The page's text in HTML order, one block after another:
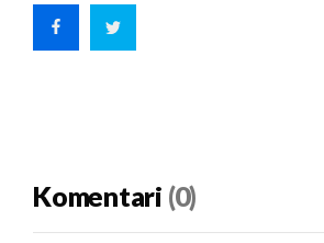
Komentari (0)